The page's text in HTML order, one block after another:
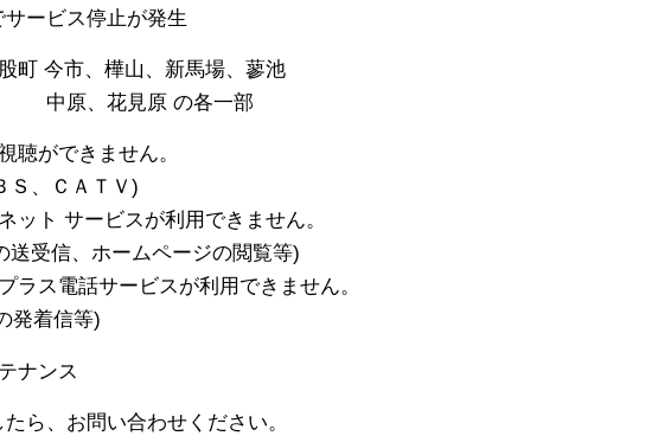
ス停止が発生
町 今市、樺山、新馬場、蓼池
の各一部
聴ができません。
ＡＴＶ)
ビスが利用できません。
ームページの閲覧等)
サービスが利用できません。
等)
ナンス
ら、お問い合わせください。